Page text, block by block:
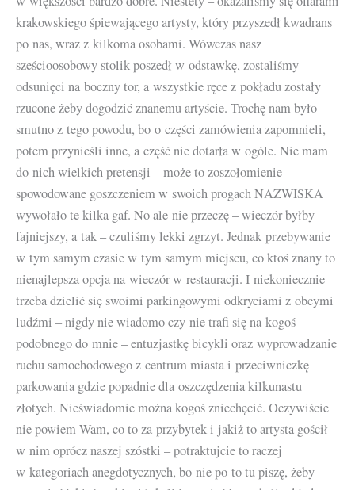
krakowskiego śpiewającego artysty, który przyszedł kwadrans
po nas, wraz z kilkoma osobami. Wówczas nasz
sześcioosobowy stolik poszedł w odstawkę, zostaliśmy
odsunięci na boczny tor, a wszystkie ręce z pokładu zostały
rzucone żeby dogodzić znanemu artyście. Trochę nam było
smutno z tego powodu, bo o części zamówienia zapomnieli,
potem przynieśli inne, a część nie dotarła w ogóle. Nie mam
do nich wielkich pretensji – może to zoszołomienie
spowodowane goszczeniem w swoich progach NAZWISKA
wywołało te kilka gaf. No ale nie przeczę – wieczór byłby
fajniejszy, a tak – czuliśmy lekki zgrzyt. Jednak przebywanie
w tym samym czasie w tym samym miejscu, co ktoś znany to
nienajlepsza opcja na wieczór w restauracji. I niekoniecznie
trzeba dzielić się swoimi parkingowymi odkryciami z obcymi
ludźmi – nigdy nie wiadomo czy nie trafi się na kogoś
podobnego do mnie – entuzjastkę bicykli oraz wyprowadzanie
ruchu samochodowego z centrum miasta i przeciwniczkę
parkowania gdzie popadnie dla oszczędzenia kilkunastu
złotych. Nieświadomie można kogoś zniechęcić. Oczywiście
nie powiem Wam, co to za przybytek i jakiż to artysta gościł
w nim oprócz naszej szóstki – potraktujcie to raczej
w kategoriach anegdotycznych, bo nie po to tu piszę, żeby